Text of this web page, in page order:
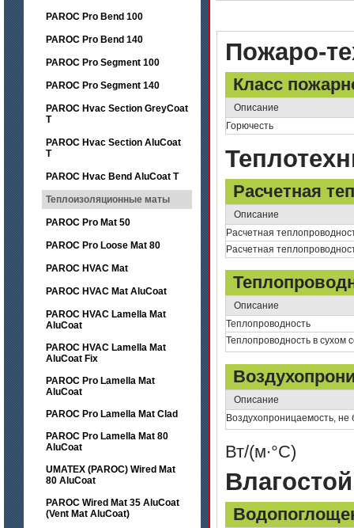
PAROC Pro Bend 100
PAROC Pro Bend 140
PAROC Pro Segment 100
PAROC Pro Segment 140
PAROC Hvac Section GreyCoat
T
PAROC Hvac Section AluCoat
T
PAROC Hvac Bend AluCoat T
Теплоизоляционные маты
PAROC Pro Mat 50
PAROC Pro Loose Mat 80
PAROC HVAC Mat
PAROC HVAC Mat AluCoat
PAROC HVAC Lamella Mat
AluCoat
PAROC HVAC Lamella Mat
AluCoat Fix
PAROC Pro Lamella Mat
AluCoat
PAROC Pro Lamella Mat Clad
PAROC Pro Lamella Mat 80
AluCoat
UMATEX (PAROC) Wired Mat
80 AluCoat
PAROC Wired Mat 35 AluCoat
(Vent Mat AluCoat)
Пожаро-
Класс
Описание
Горючесть
Расчетная
Описание
Расчетная
Расчетная
Описание
Теплопроводность
Теплопроводность в сухом
Описание
Воздухопроницаемость, не
Вт/(м∙°С)